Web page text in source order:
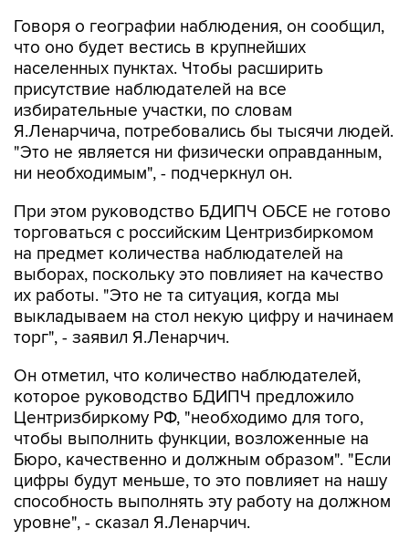
Говоря о географии наблюдения, он сообщил,
что оно будет вестись в крупнейших
населенных пунктах. Чтобы расширить
присутствие наблюдателей на все
избирательные участки, по словам
Я.Ленарчича, потребовались бы тысячи людей.
"Это не является ни физически оправданным,
ни необходимым", - подчеркнул он.
При этом руководство БДИПЧ ОБСЕ не готово
торговаться с российским Центризбиркомом
на предмет количества наблюдателей на
выборах, поскольку это повлияет на качество
их работы. "Это не та ситуация, когда мы
выкладываем на стол некую цифру и начинаем
торг", - заявил Я.Ленарчич.
Он отметил, что количество наблюдателей,
которое руководство БДИПЧ предложило
Центризбиркому РФ, "необходимо для того,
чтобы выполнить функции, возложенные на
Бюро, качественно и должным образом". "Если
цифры будут меньше, то это повлияет на нашу
способность выполнять эту работу на должном
уровне", - сказал Я.Ленарчич.